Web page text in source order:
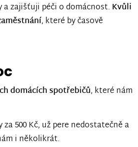
a zajišťuji péči o domácnost. Kvůli
, které by časově
domácích spotřebičů, které nám
500 Kč, už pere nedostatečně a
i několikrát.